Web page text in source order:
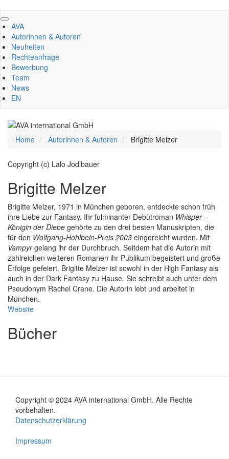
Direkt
zum
Inhalt
AVA
Autorinnen & Autoren
Neuheiten
Rechteanfrage
Bewerbung
Team
News
EN
Home Autorinnen & Autoren Brigitte Melzer
Copyright (c) Lalo Jodlbauer
Brigitte Melzer
Brigitte Melzer, 1971 in München geboren, entdeckte schon früh
ihre Liebe zur Fantasy. Ihr fulminanter Debütroman Whisper –
Königin der Diebe gehörte zu den drei besten Manuskripten, die
für den Wolfgang-Hohlbein-Preis 2003 eingereicht wurden. Mit
Vampyrgelang ihr der Durchbruch. Seitdem hat die Autorin mit
zahlreichen weiteren Romanen ihr Publikum begeistert und große
Erfolge gefeiert. Brigitte Melzer ist sowohl in der High Fantasy als
auch in der Dark Fantasy zu Hause. Sie schreibt auch unter dem
Pseudonym Rachel Crane. Die Autorin lebt und arbeitet in
München.
Website
Bücher
Copyright © 2024 AVA international GmbH. Alle Rechte
vorbehalten.
Footer
menu
Datenschutzerklärung
Impressum